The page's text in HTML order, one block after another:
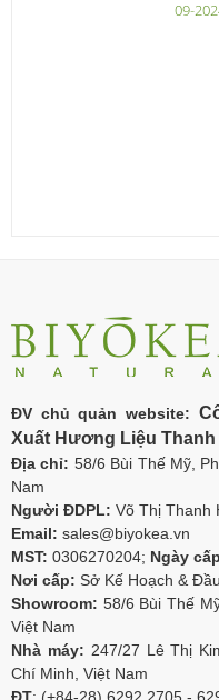
09-
ĐV chủ quản website:
Xuất Hương Liệu Thanh
Địa chỉ: 58/6 Bùi Thế Mỹ,
Nam
Người ĐDPL: Võ Thị Thanh
Email: sales@biyokea.vn
MST: 0306270204; Ngày
Nơi cấp: Sở Kế Hoạch &
Showroom: 58/6 Bùi Thế
Việt Nam
Nhà máy: 247/27 Lê Thị
Chí Minh, Việt Nam
ĐT: (+84-28) 6292 2705 -